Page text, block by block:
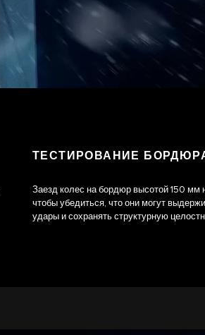
ТЕСТИРОВАНИЕ
Заезд колес на бордюр высотой 150 мм
чтобы убедиться, что они могут
удары и сохранять структурную